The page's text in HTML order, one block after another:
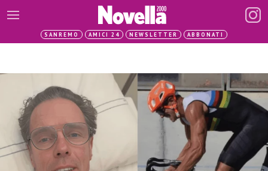
SANREMO AMICI 24 NEWSLETTER ABBONATI